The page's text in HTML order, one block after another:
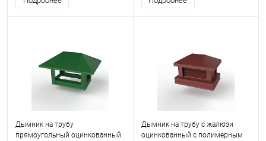
Дымник на трубу
прямоугольный оцинкованный
Дымник на трубу с жалюзи
оцинкованный с полимерным